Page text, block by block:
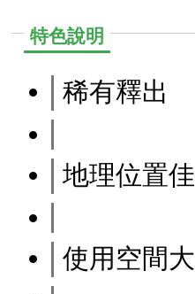
特色說明
稀有釋出
地理位置佳
使用空間大